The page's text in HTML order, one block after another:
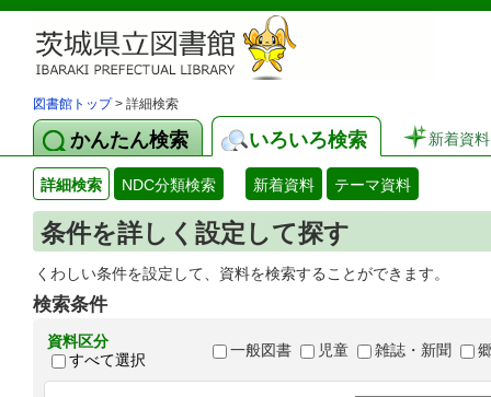
図書館トップ> 詳細検索
かんたん検索 いろいろ検索 新着資料
詳細検索 NDC分類検索 新着資料 テーマ資料
条件を詳しく設定して探す
くわしい条件を設定して、資料を検索することができます。
検索条件
資料区分
すべて選択
一般図書 児童 雑誌・新聞